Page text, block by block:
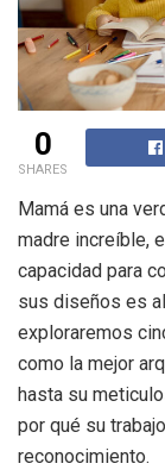
0
SHARES
Mamá es una
madre increíble,
capacidad para
sus diseños es
exploraremos
como la mejor
hasta su
por qué su
reconocimiento.